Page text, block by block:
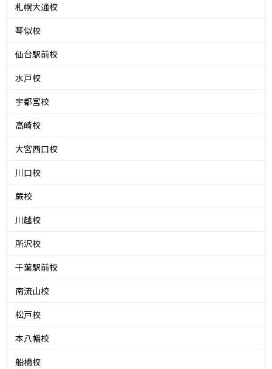
札幌大通校
琴似校
仙台駅前校
水戸校
宇都宮校
高崎校
大宮西口校
川口校
蕨校
川越校
所沢校
千葉駅前校
南流山校
松戸校
本八幡校
船橋校